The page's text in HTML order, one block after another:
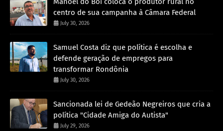
centro de sua campanha à Câmara Federal
July 30, 2026
Samuel Costa diz que política é escolha e
defende geração de empregos para
transformar Rondônia
July 30, 2026
Sancionada lei de Gedeão Negreiros que cria a
política "Cidade Amiga do Autista"
July 29, 2026